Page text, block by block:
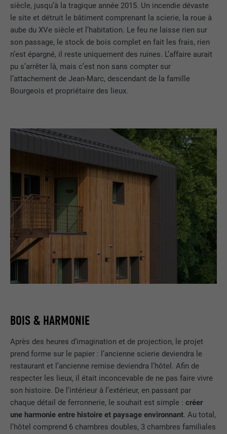
siècle, jusqu’à la tragique année 2015. Un incendie dévaste
le site et détruit le bâtiment comprenant la scierie, la roue à
aube du XVe siècle et l’habitation. Le feu ne laisse rien sur
son passage, le stock de bois complet en fait les frais, rien
n’est épargné, il reste uniquement des ruines. L’affaire aurait
pu s’arrêter là, mais c’est non sans compter sur
l’attachement de Jean-Marc, descendant de la famille
Bourgeois et propriétaire des lieux.
BOIS & HARMONIE
Après des heures d’imagination et de projection, le projet
prend forme sur le papier : l’ancienne scierie deviendra le
restaurant et l’ancienne remise deviendra l’hôtel. Afin de
respecter les lieux, il était inconcevable de ne pas faire vivre
son histoire. De l’intérieur à l’extérieur, en passant par
chaque détail de ferronnerie, le souhait est simple :créer
une harmonie entre histoire et paysage environnant. Au total,
l’hôtel comprend 6 chambres doubles, 3 chambres familiales